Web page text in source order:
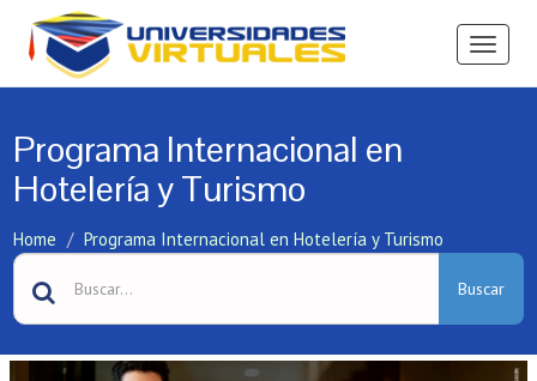
Ver
Programa Internacional en
Hotelería y Turismo
Home Programa Internacional en Hotelería y Turismo
Buscar